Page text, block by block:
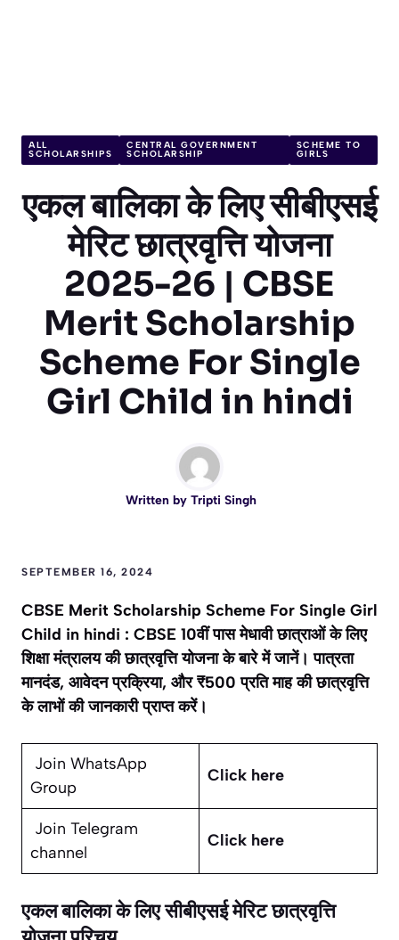
ALL
SCHOLARSHIPS
CENTRAL GOVERNMENT
SCHOLARSHIP
SCHEME TO
GIRLS
एकल बालिका के लिए सीबीएसई
मेरिट छात्रवृत्ति योजना
2025-26 | CBSE
Merit Scholarship
Scheme For Single
Girl Child in hindi
Written by Tripti Singh
SEPTEMBER 16, 2024
CBSE Merit Scholarship Scheme For Single Girl
Child in hindi : CBSE 10वीं पास मेधावी छात्राओं के लिए
शिक्षा मंत्रालय की छात्रवृत्ति योजना के बारे में जानें। पात्रता
मानदंड, आवेदन प्रक्रिया, और ₹500 प्रति माह की छात्रवृत्ति
के लाभों की जानकारी प्राप्त करें।
Join WhatsApp
Group
Click here
Join Telegram
channel
Click here
एकल बालिका के लिए सीबीएसई मेरिट छात्रवृत्ति